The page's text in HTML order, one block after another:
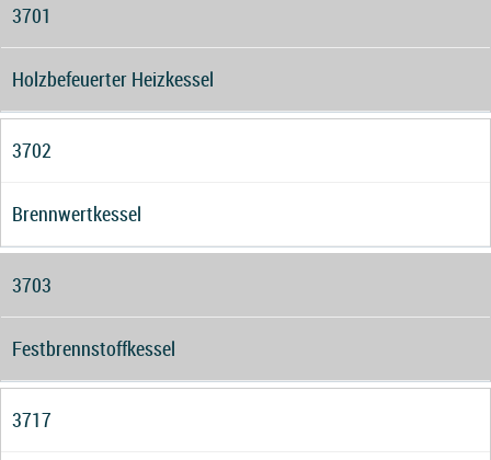
3701
Holzbefeuerter Heizkessel
3702
Brennwertkessel
3703
Festbrennstoffkessel
3717